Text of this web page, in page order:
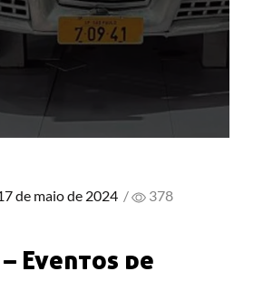
de maio de 2024 / 378
– Eventos de